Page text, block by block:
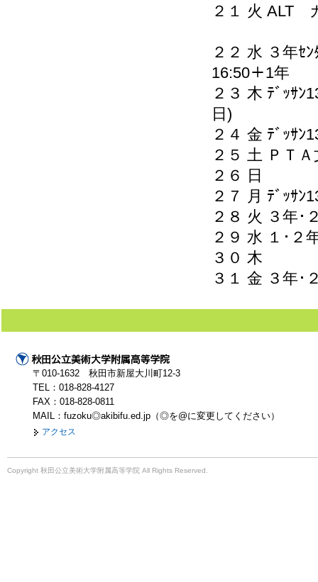
２１ 火 ALT
２２ 水 ３年
16:50＋1年
２３ 木 ﾃﾞｯｻ
日)
２４ 金 ﾃﾞｯｻﾝ
２５ 土 Ｐ
２６
２７ 月 ﾃﾞｯｻﾝ
２８ 火 ３年･
２９ 水 １･２
３０ 木
３１ 金 ３年･
〒010-1632 秋田市新屋大川町12-3
TEL：018-828-4127
FAX：018-828-0811
MAIL：fuzoku◎akibifu.ed.jp（◎を@に変更してください）
アクセス
Copyright 秋田公立美術大学附属高等学院 All Rights Reserved.